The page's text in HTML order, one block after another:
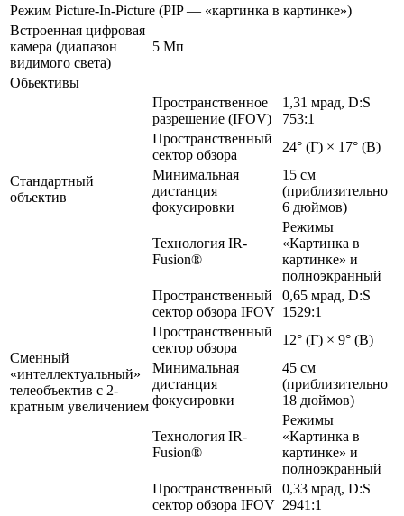
Режим Picture-In-Picture (PIP — «картинка в картинке»)
Встроенная цифровая
камера (диапазон
видимого света)
5 Мп
Обьективы
Стандартный
объектив
Пространственное
разрешение (IFOV)
1,31 мрад, D:S
753:1
Пространственный
сектор обзора
24° (Г) × 17° (В)
Минимальная
дистанция
фокусировки
15 см
(приблизительно
6 дюймов)
Технология IR-
Fusion®
Режимы
«Картинка в
картинке» и
полноэкранный
Сменный
«интеллектуальный»
телеобъектив с 2-
кратным увеличением
Пространственный
сектор обзора IFOV
0,65 мрад, D:S
1529:1
Пространственный
сектор обзора
12° (Г) × 9° (В)
Минимальная
дистанция
фокусировки
45 см
(приблизительно
18 дюймов)
Технология IR-
Fusion®
Режимы
«Картинка в
картинке» и
полноэкранный
Пространственный
сектор обзора IFOV
0,33 мрад, D:S
2941:1